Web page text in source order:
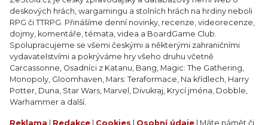
deskových hrách, wargamingu a stolních hrách na hrdiny neboli
RPG či TTRPG. Přinášíme denní novinky, recenze, videorecenze,
dojmy, komentáře, témata, videa a BoardGame Club.
Spolupracujeme se všemi českými a některými zahraničními
vydavatelstvími a pokrýváme hry všeho druhu včetně
Carcassonne, Osadníci z Katanu, Bang, Magic: The Gathering,
Monopoly, Gloomhaven, Mars: Teraformace, Na křídlech, Harry
Potter, Duna, Star Wars, Marvel, Divukraj, Krycí jména, Dobble,
Warhammer a další.
Reklama Redakce Cookies Osobní údaje | Máte námět či